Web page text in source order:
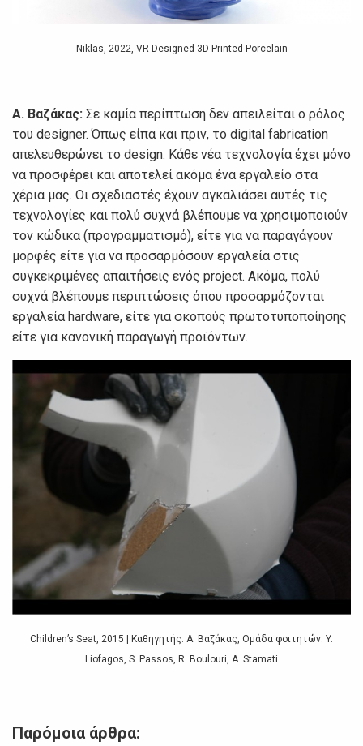
Niklas, 2022, VR Designed 3D Printed Porcelain
Α. Βαζάκας: Σε καμία περίπτωση δεν απειλείται ο ρόλος
του designer. Όπως είπα και πριν, το digital fabrication
απελευθερώνει το design. Κάθε νέα τεχνολογία έχει μόνο
να προσφέρει και αποτελεί ακόμα ένα εργαλείο στα
χέρια μας. Οι σχεδιαστές έχουν αγκαλιάσει αυτές τις
τεχνολογίες και πολύ συχνά βλέπουμε να χρησιμοποιούν
τον κώδικα (προγραμματισμό), είτε για να παραγάγουν
μορφές είτε για να προσαρμόσουν εργαλεία στις
συγκεκριμένες απαιτήσεις ενός project. Ακόμα, πολύ
συχνά βλέπουμε περιπτώσεις όπου προσαρμόζονται
εργαλεία hardware, είτε για σκοπούς πρωτοτυποποίησης
είτε για κανονική παραγωγή προϊόντων.
Children’s Seat, 2015 | Καθηγητής: A. Βαζάκας, Ομάδα φοιτητών: Y.
Liofagos, S. Passos, R. Boulouri, A. Stamati
Παρόμοια άρθρα: